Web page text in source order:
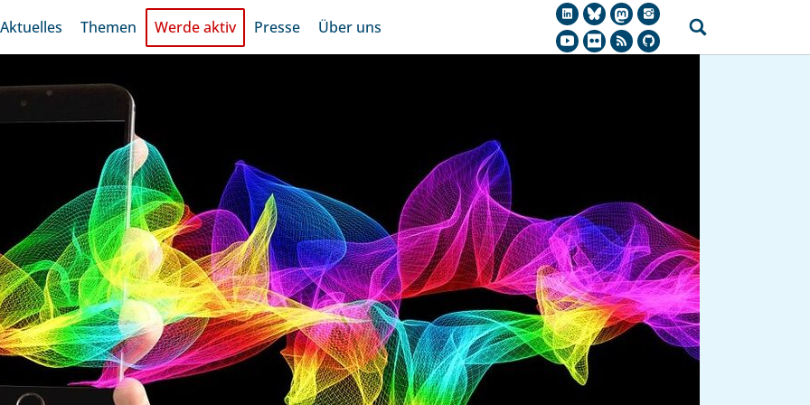
Aktuelles Themen Werde aktiv Presse Über uns